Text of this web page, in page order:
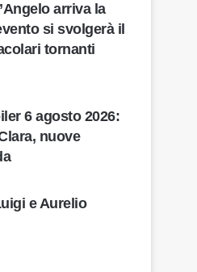
arriva la
si svolgerà il
tornanti
6 agosto 2026:
nuove
e Aurelio